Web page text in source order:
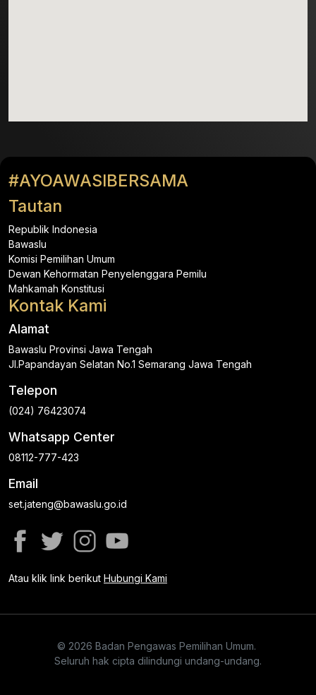
#AYOAWASIBERSAMA
Tautan
Republik Indonesia
Bawaslu
Komisi Pemilihan Umum
Dewan Kehormatan Penyelenggara Pemilu
Mahkamah Konstitusi
Kontak Kami
Alamat
Bawaslu Provinsi Jawa Tengah
Jl.Papandayan Selatan No.1 Semarang Jawa Tengah
Telepon
(024) 76423074
Whatsapp Center
08112-777-423
Email
set.jateng@bawaslu.go.id
Atau klik link berikut Hubungi Kami
© 2026 Badan Pengawas Pemilihan Umum.
Seluruh hak cipta dilindungi undang-undang.